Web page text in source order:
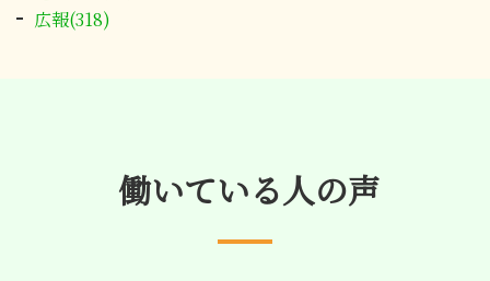
広報(318)
働いている人の声